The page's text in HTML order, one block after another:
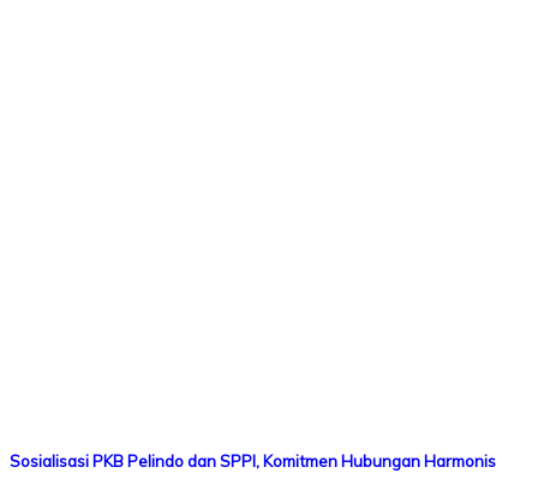
Sosialisasi PKB Pelindo dan SPPI, Komitmen Hubungan Harmonis